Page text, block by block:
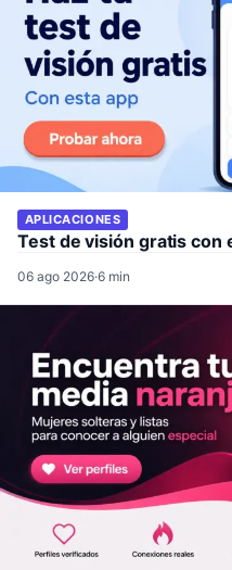
APLICACIONES
Test de visión gratis con
06 ago 2026·6 min